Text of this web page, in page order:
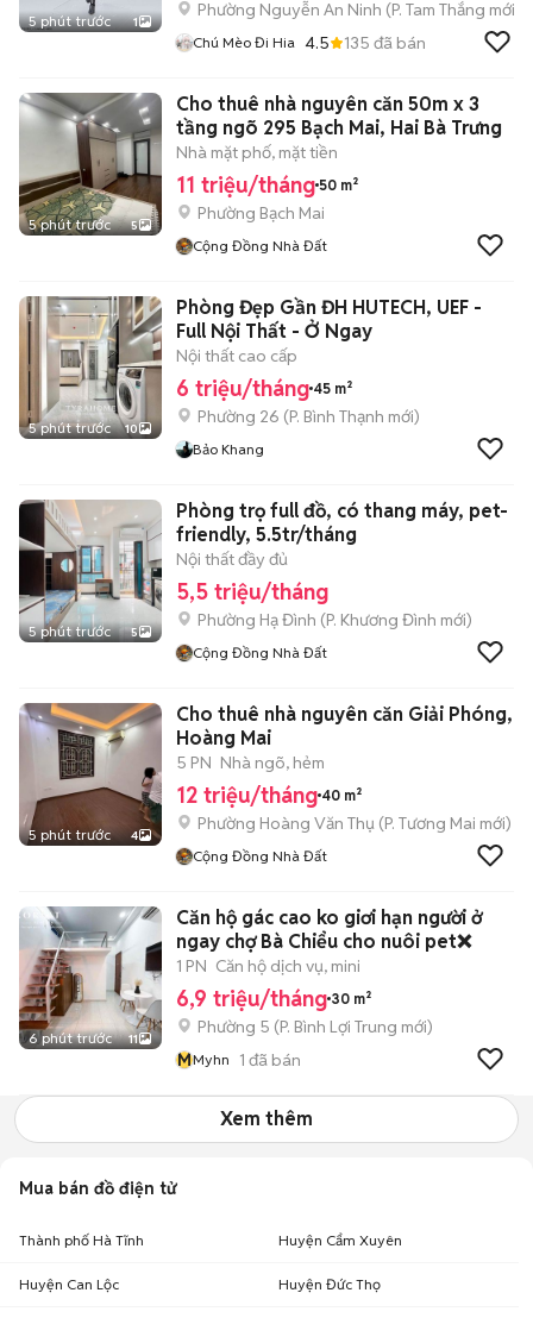
5 phút trước 1
Phường Nguyễn An Ninh (P. Tam Thắng mới)
Chú Mèo Đi Hia 4.5 135 đã bán
5 phút trước 5
Cho thuê nhà nguyên căn 50m x 3
tầng ngõ 295 Bạch Mai, Hai Bà Trưng
Nhà mặt phố, mặt tiền
11 triệu/tháng 50 m²
Phường Bạch Mai
Cộng Đồng Nhà Đất
5 phút trước 10
Phòng Đẹp Gần ĐH HUTECH, UEF -
Full Nội Thất - Ở Ngay
Nội thất cao cấp
6 triệu/tháng 45 m²
Phường 26 (P. Bình Thạnh mới)
Bảo Khang
5 phút trước 5
Phòng trọ full đồ, có thang máy, pet-
friendly, 5.5tr/tháng
Nội thất đầy đủ
5,5 triệu/tháng
Phường Hạ Đình (P. Khương Đình mới)
Cộng Đồng Nhà Đất
5 phút trước 4
Cho thuê nhà nguyên căn Giải Phóng,
Hoàng Mai
5 PN Nhà ngõ, hẻm
12 triệu/tháng 40 m²
Phường Hoàng Văn Thụ (P. Tương Mai mới)
Cộng Đồng Nhà Đất
6 phút trước 11
Căn hộ gác cao ko giơi hạn người ở
ngay chợ Bà Chiểu cho nuôi pet❌
1 PN Căn hộ dịch vụ, mini
6,9 triệu/tháng 30 m²
Phường 5 (P. Bình Lợi Trung mới)
MMyhn 1 đã bán
Xem thêm
Mua bán đồ điện tử
Thành phố Hà Tĩnh Huyện Cẩm Xuyên
Huyện Can Lộc Huyện Đức Thọ